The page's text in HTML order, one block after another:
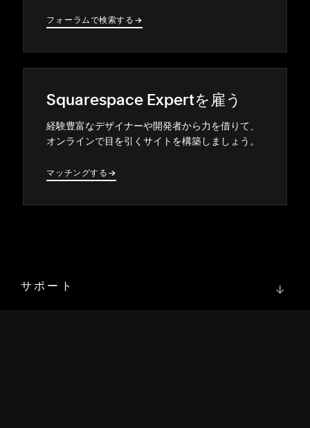
フ⁠ォ⁠ーラムで検索する →
→
Squarespace Expertを雇う
経験豊富なデザイナ⁠ーや開発者から力を借りて⁠、
オンラインで目を引くサイトを構築しまし⁠ょう⁠。
マ⁠ッチングする →
→
サポート ↓